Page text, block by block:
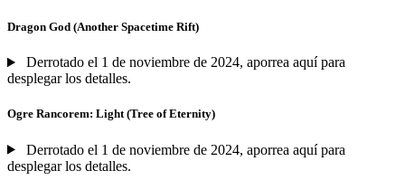
Dragon God (Another Spacetime Rift)
Derrotado el 1 de noviembre de 2024, aporrea aquí para
desplegar los detalles.
Ogre Rancorem: Light (Tree of Eternity)
Derrotado el 1 de noviembre de 2024, aporrea aquí para
desplegar los detalles.